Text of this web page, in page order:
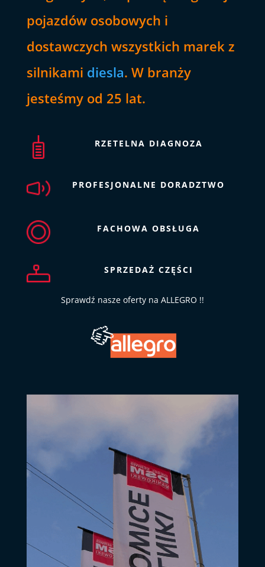
pojazdów osobowych i
dostawczych wszystkich marek z
silnikami diesla. W branży
jesteśmy od 25 lat.
RZETELNA DIAGNOZA
PROFESJONALNE DORADZTWO
FACHOWA OBSŁUGA
SPRZEDAŻ CZĘŚCI
Sprawdź nasze oferty na ALLEGRO !!